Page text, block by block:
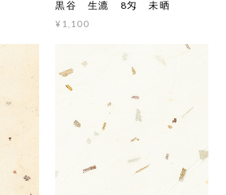
黒谷 生漉 8匁 未晒
¥1,100